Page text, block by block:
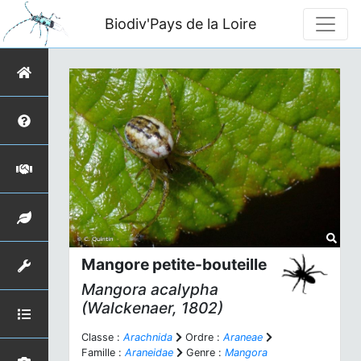
Biodiv'Pays de la Loire
Mangore petite-bouteille
Mangora acalypha
(Walckenaer, 1802)
Classe : Arachnida Ordre : Araneae
Famille : Araneidae Genre : Mangora